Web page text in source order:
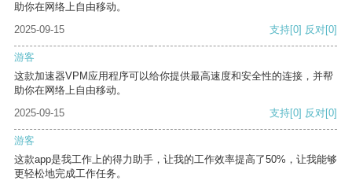
助你在网络上自由移动。
2025-09-15
支持[0] 反对[0]
游客
这款加速器VPM应用程序可以给你提供最高速度和安全性的连接，并帮
助你在网络上自由移动。
2025-09-15
支持[0] 反对[0]
游客
这款app是我工作上的得力助手，让我的工作效率提高了50%，让我能够
更轻松地完成工作任务。